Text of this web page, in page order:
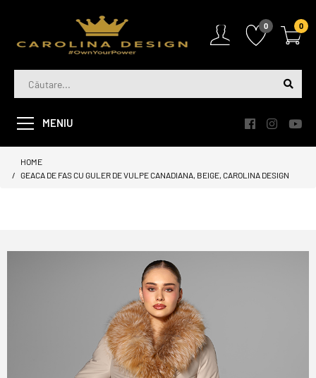
0 0
MENIU
HOME
GEACA DE FAS CU GULER DE VULPE CANADIANA, BEIGE, CAROLINA DESIGN